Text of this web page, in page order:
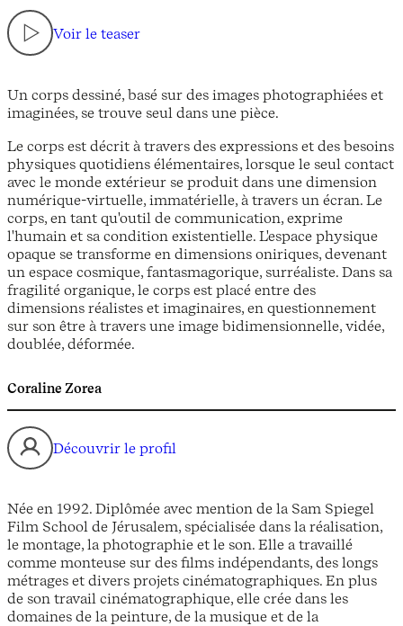
Voir le teaser
Un corps dessiné, basé sur des images photographiées et
imaginées, se trouve seul dans une pièce.
Le corps est décrit à travers des expressions et des besoins
physiques quotidiens élémentaires, lorsque le seul contact
avec le monde extérieur se produit dans une dimension
numérique-virtuelle, immatérielle, à travers un écran. Le
corps, en tant qu'outil de communication, exprime
l'humain et sa condition existentielle. L'espace physique
opaque se transforme en dimensions oniriques, devenant
un espace cosmique, fantasmagorique, surréaliste. Dans sa
fragilité organique, le corps est placé entre des
dimensions réalistes et imaginaires, en questionnement
sur son être à travers une image bidimensionnelle, vidée,
doublée, déformée.
Coraline Zorea
Découvrir le profil
Née en 1992. Diplômée avec mention de la Sam Spiegel
Film School de Jérusalem, spécialisée dans la réalisation,
le montage, la photographie et le son. Elle a travaillé
comme monteuse sur des films indépendants, des longs
métrages et divers projets cinématographiques. En plus
de son travail cinématographique, elle crée dans les
domaines de la peinture, de la musique et de la